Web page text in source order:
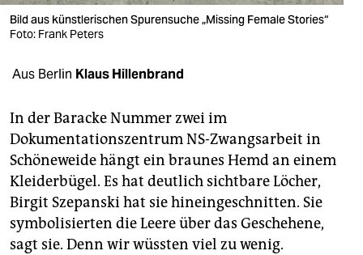
shop
unterstützen
abo
genossenschaft
epaper login
Bild aus künstlerischen Spurensuche „Missing Female Stories“
Foto: Frank Peters
Aus Berlin Klaus Hillenbrand
In der Baracke Nummer zwei im
Dokumentationszentrum NS-Zwangsarbeit in
Schöneweide hängt ein braunes Hemd an einem
Kleiderbügel. Es hat deutlich sichtbare Löcher,
Birgit Szepanski hat sie hineingeschnitten. Sie
symbolisierten die Leere über das Geschehene,
sagt sie. Denn wir wüssten viel zu wenig.